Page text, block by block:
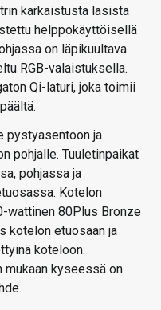
karkaistusta lasista
helppokäyttöisellä
on läpikuultava
RGB-valaistuksella.
Qi-laturi, joka toimii
pystyasentoon ja
pohjalle. Tuuletinpaikat
pohjassa ja
Kotelon
wattinen 80Plus Bronze
kotelon etuosaan ja
koteloon.
mukaan kyseessä on